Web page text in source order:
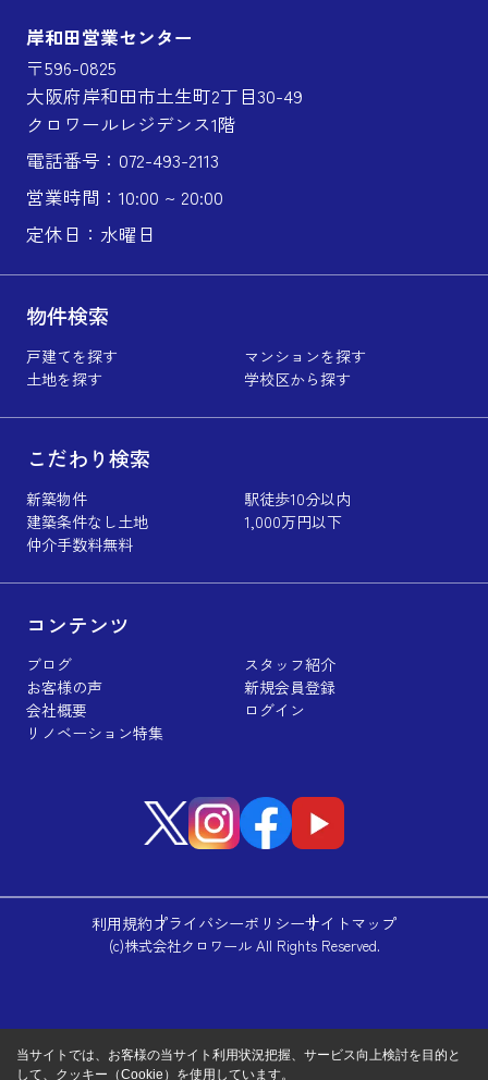
岸和田営業センター
〒596-0825
大阪府岸和田市土生町2丁目30-49
クロワールレジデンス1階
電話番号：072-493-2113
営業時間：10:00 ~ 20:00
定休日：水曜日
物件検索
戸建てを探す
マンションを探す
土地を探す
学校区から探す
こだわり検索
新築物件
駅徒歩10分以内
建築条件なし土地
1,000万円以下
仲介手数料無料
コンテンツ
ブログ
スタッフ紹介
お客様の声
新規会員登録
会社概要
ログイン
リノベーション特集
利用規約プライバシーポリシーサイトマップ
(c)株式会社クロワール All Rights Reserved.
当サイトでは、お客様の当サイト利用状況把握、サービス向上検討を目的と
して、クッキー（Cookie）を使用しています。